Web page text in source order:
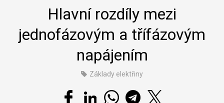
Hlavní rozdíly mezi
jednofázovým a třífázovým
napájením
Základy elektřiny